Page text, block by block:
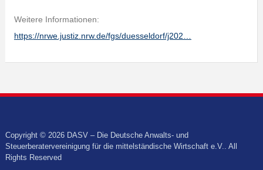
Weitere Informationen:
https://nrwe.justiz.nrw.de/fgs/duesseldorf/j202…
Copyright © 2026 DASV – Die Deutsche Anwalts- und
Steuerberatervereinigung für die mittelständische Wirtschaft e.V.. All
Rights Reserved